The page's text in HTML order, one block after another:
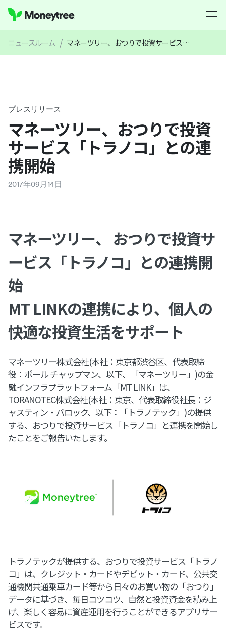
ニュースルーム / マネーツリー、おつりで投資サービス「トラノコ」との連携開始
プレスリリース
マネーツリー、おつりで投資
サービス「トラノコ」との連
携開始
2017年09月14日
マネーツリー、 おつりで投資サ
ービス「トラノコ」との連携開
始
MT LINKの連携により、個人の
快適な投資生活をサポート
マネーツリー株式会社(本社：東京都渋谷区、代表取締
役：ポール チャップマン、以下、「マネーツリー」)の金
融インフラプラットフォーム「MT LINK」は、
TORANOTEC株式会社(本社：東京、代表取締役社長：ジ
ャスティン・バロック、以下：「トラノテック」)の提供
する、おつりで投資サービス「トラノコ」と連携を開始し
たことをご報告いたします。
トラノテックが提供する、おつりで投資サービス「トラノ
コ」は、クレジット・カードやデビット・カード、公共交
通機関共通乗車カード等から日々のお買い物の「おつり」
データに基づき、毎日コツコツ、自然と投資資金を積み上
げ、楽しく容易に資産運用を行うことができるアプリサー
ビスです。